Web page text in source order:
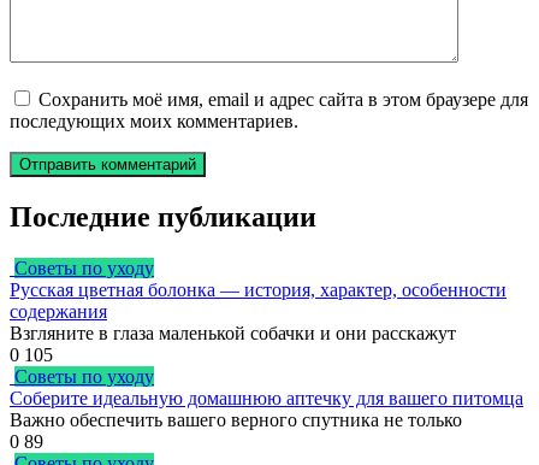
Сохранить моё имя, email и адрес сайта в этом браузере для
последующих моих комментариев.
Последние публикации
Советы по уходу
Русская цветная болонка — история, характер, особенности
содержания
Взгляните в глаза маленькой собачки и они расскажут
0 105
Советы по уходу
Соберите идеальную домашнюю аптечку для вашего питомца
Важно обеспечить вашего верного спутника не только
0 89